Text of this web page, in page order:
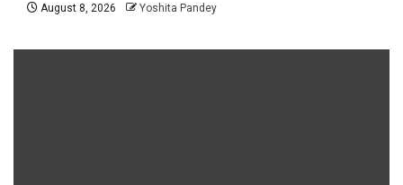
August 8, 2026 Yoshita Pandey